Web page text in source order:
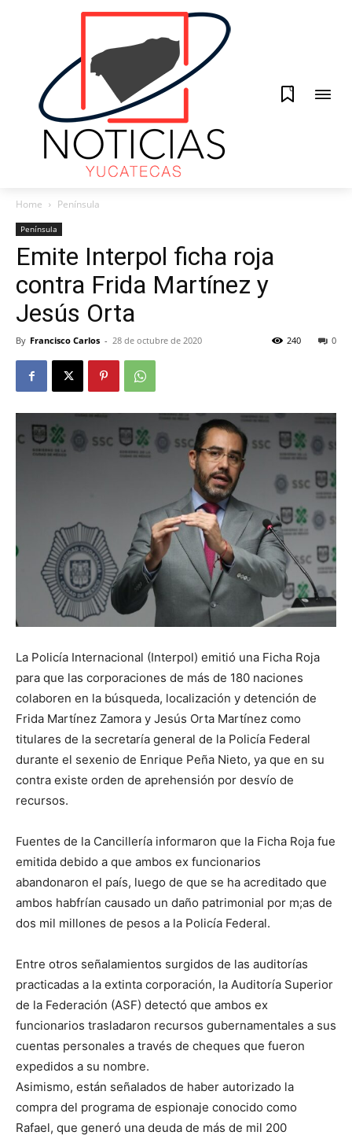
0
Home Península
Península
Emite Interpol ficha roja
contra Frida Martínez y
Jesús Orta
By Francisco Carlos - 28 de octubre de 2020 0
240
La Policía Internacional (Interpol) emitió una Ficha Roja
para que las corporaciones de más de 180 naciones
colaboren en la búsqueda, localización y detención de
Frida Martínez Zamora y Jesús Orta Martínez como
titulares de la secretaría general de la Policía Federal
durante el sexenio de Enrique Peña Nieto, ya que en su
contra existe orden de aprehensión por desvío de
recursos.
Fuentes de la Cancillería informaron que la Ficha Roja fue
emitida debido a que ambos ex funcionarios
abandonaron el país, luego de que se ha acreditado que
ambos habfrían causado un daño patrimonial por m;as de
dos mil millones de pesos a la Policía Federal.
Entre otros señalamientos surgidos de las auditorías
practicadas a la extinta corporación, la Auditoría Superior
de la Federación (ASF) detectó que ambos ex
funcionarios trasladaron recursos gubernamentales a sus
cuentas personales a través de cheques que fueron
expedidos a su nombre.
Asimismo, están señalados de haber autorizado la
compra del programa de espionaje conocido como
Rafael, que generó una deuda de más de mil 200